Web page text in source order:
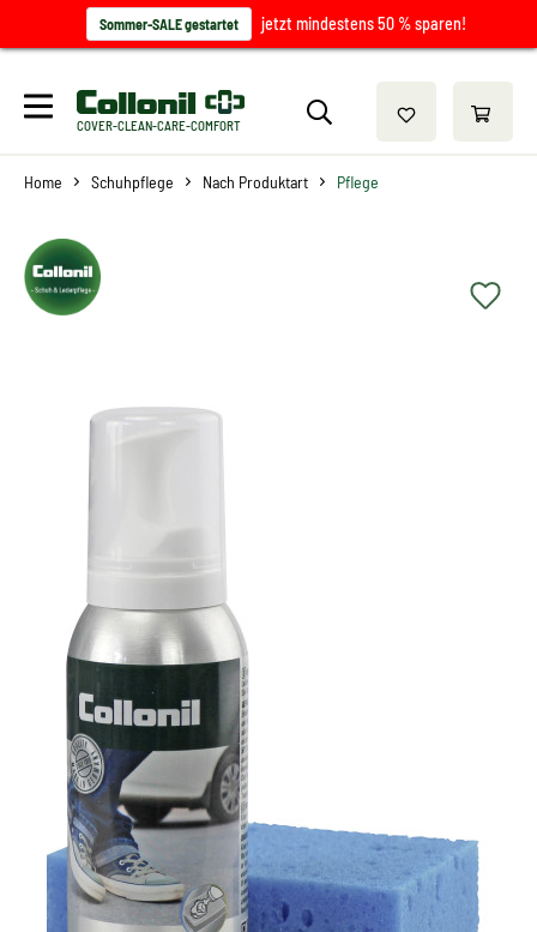
Sommer-SALE gestartet jetzt mindestens 50 % sparen!
COVER-CLEAN-CARE-COMFORT
Home Schuhpflege Nach Produktart Pflege